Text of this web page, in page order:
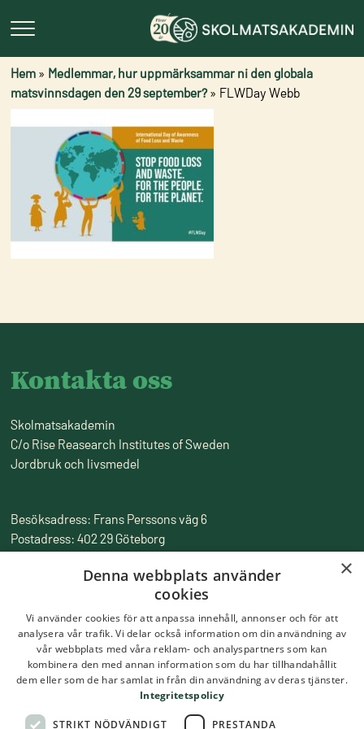
Hem » Medlemmar, hur uppmärksammar ni den globala
matsvinnsdagen den 29 september?» FLWDay Webb
Kontakta oss
Skolmatsakademin
C/o Rise Reasearch Institutes of Sweden
Jordbruk och livsmedel
Besöksadress: Frans Perssons väg 6
Postadress: 402 29 Göteborg
010-516 50 00
×
Denna webbplats använder
cookies
Vi använder cookies för att anpassa innehåll, annonser och för att
analysera vår trafik. Vi delar också information om din användning av
vår webbplats med våra reklam- och analyspartners som kan
kombinera den med annan information som du har tillhandahållit
dem eller som de har samlat in från din användning av deras tjänster.
Integritetspolicy
STRIKT NÖDVÄNDIGT PRESTANDA